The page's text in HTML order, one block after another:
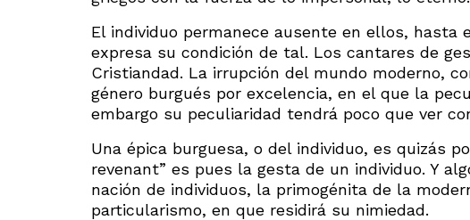
El individuo permanece ausente en ellos,
expresa su condición de tal. Los cantares de
Cristiandad. La irrupción del mundo moderno,
género burgués por excelencia, en el que la
embargo su peculiaridad tendrá poco que ver
Una épica burguesa, o del individuo, es quizás
revenant” es pues la gesta de un individuo. Y
nación de individuos, la primogénita de la
particularismo, en que residirá su nimiedad.